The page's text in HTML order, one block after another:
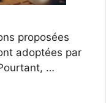
proposées
adoptées par
…